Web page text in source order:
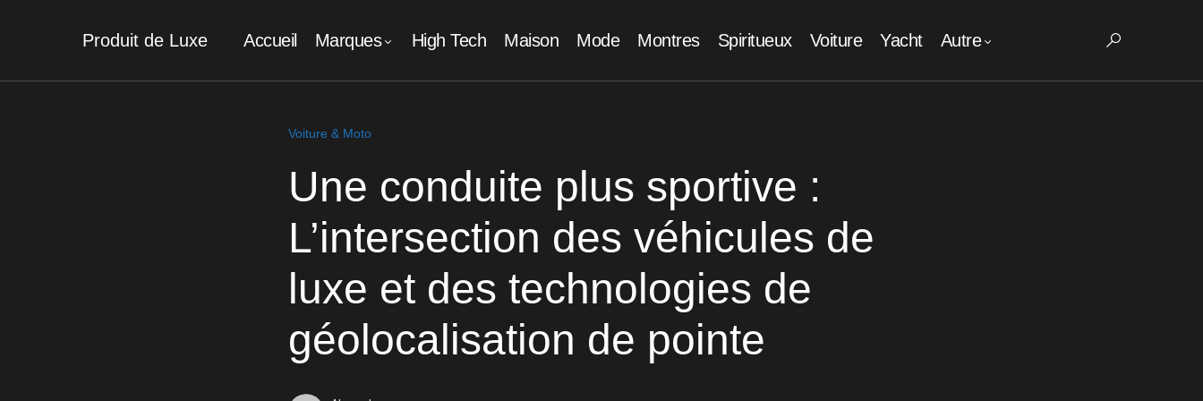
Produit de Luxe Accueil Marques High Tech Maison Mode Montres Spiritueux Voiture Yacht Autre
Voiture & Moto
Une conduite plus sportive :
L’intersection des véhicules de
luxe et des technologies de
géolocalisation de pointe